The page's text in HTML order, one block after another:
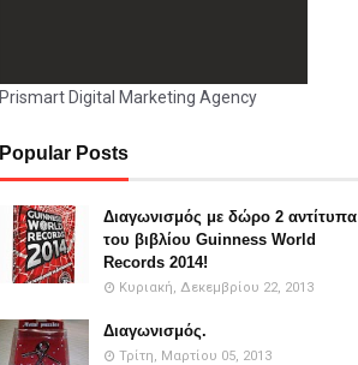
Prismart Digital Marketing Agency
Popular Posts
Διαγωνισμός με δώρο 2 αντίτυπα
του βιβλίου Guinness World
Records 2014!
Κυριακή, Δεκεμβρίου 22, 2013
Διαγωνισμός.
Τρίτη, Μαρτίου 05, 2013